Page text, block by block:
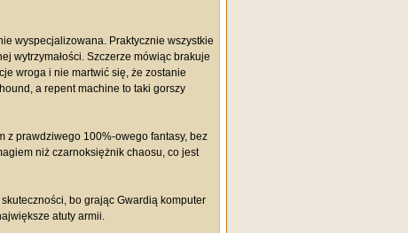
wyspecjalizowana. Praktycznie wszystkie
wytrzymałości. Szczerze mówiąc brakuje
wroga i nie martwić się, że zostanie
a repent machine to taki gorszy
z prawdziwego 100%-owego fantasy, bez
niż czarnoksiężnik chaosu, co jest
bo grając Gwardią komputer
atuty armii.